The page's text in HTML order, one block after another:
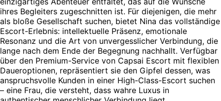
ihres Begleiters zugeschnitten ist. Für diejenigen, die mehr
als bloße Gesellschaft suchen, bietet Nina das vollständige
Escort-Erlebnis: intellektuelle Präsenz, emotionale
Resonanz und die Art von unvergesslicher Verbindung, die
lange nach dem Ende der Begegnung nachhallt. Verfügbar
über den Premium-Service von Capsai Escort mit flexiblen
Daueroptionen, repräsentiert sie den Gipfel dessen, was
anspruchsvolle Kunden in einer High-Class-Escort suchen
– eine Frau, die versteht, dass wahre Luxus in